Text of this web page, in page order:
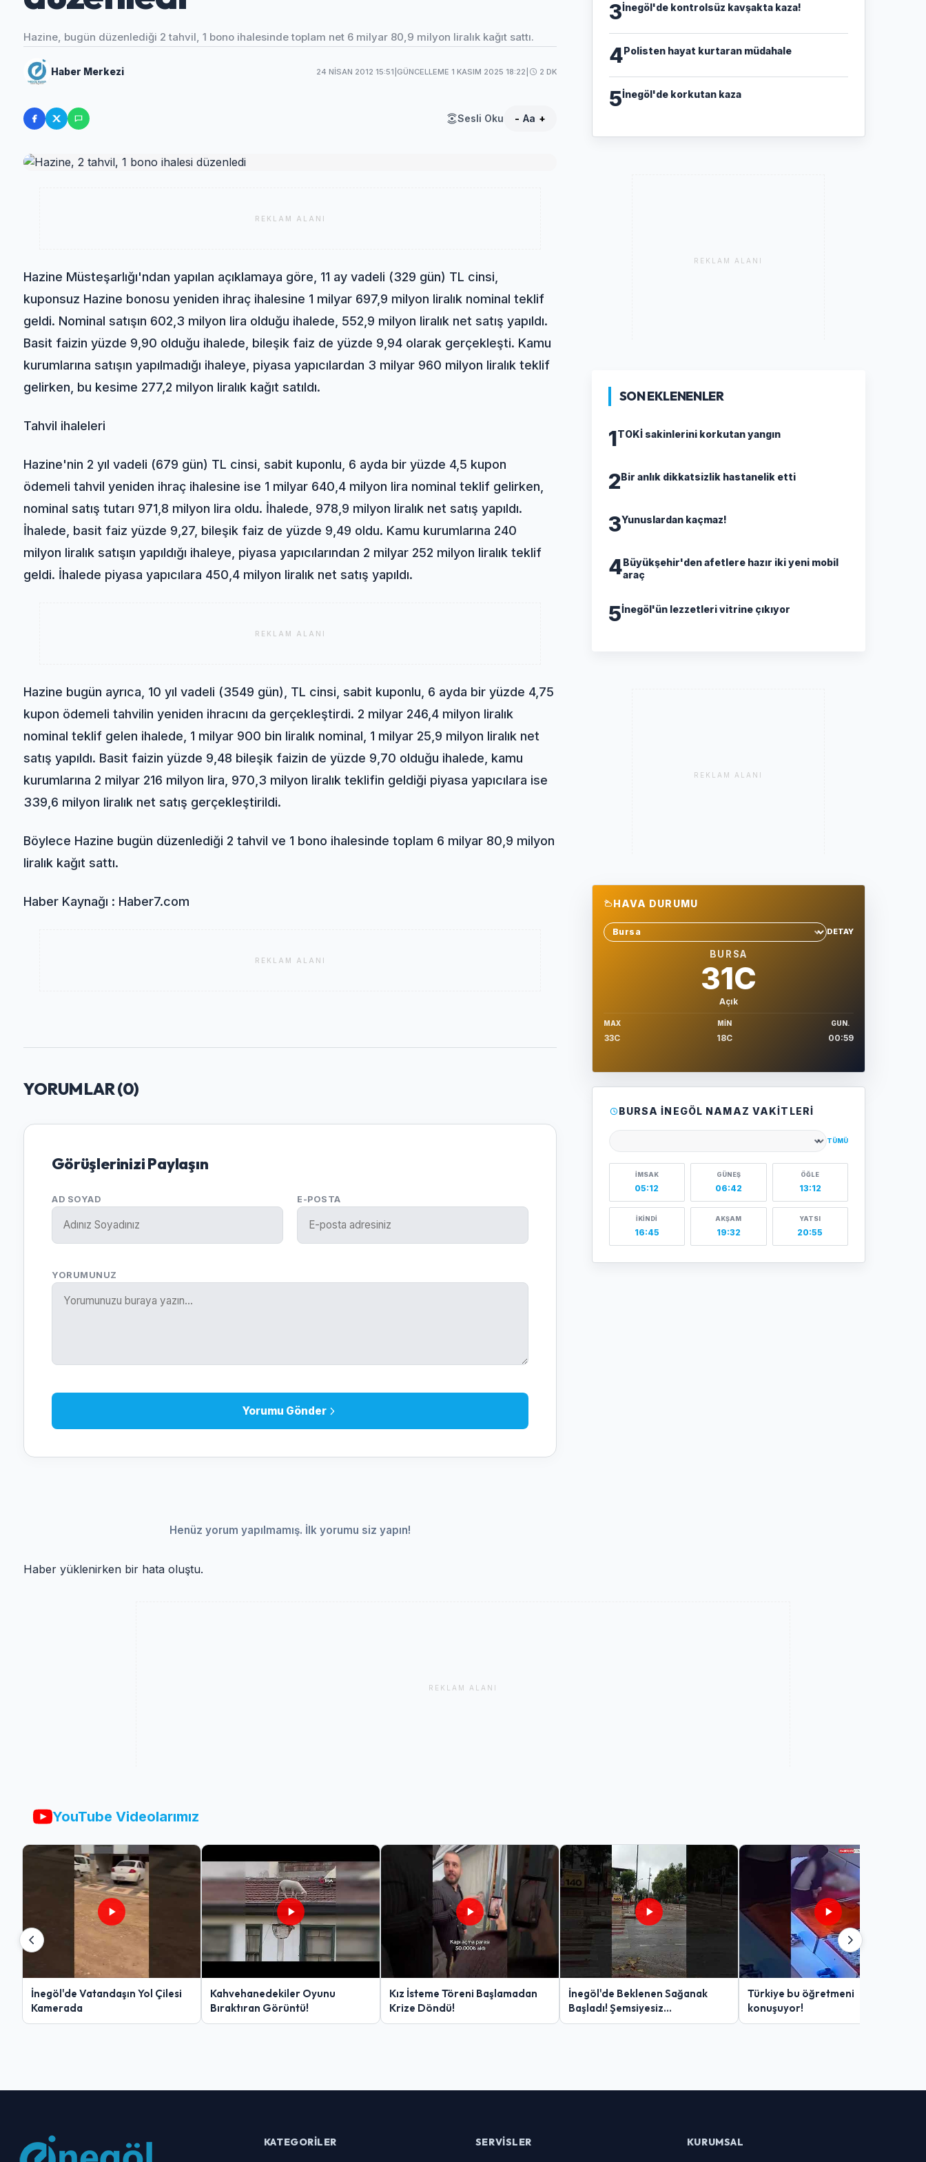
Hazine, bugün düzenlediği 2 tahvil, 1 bono ihalesinde toplam net 6 milyar 80,9 milyon liralık kağıt sattı.
Haber Merkezi 24 NISAN 2012 15:51 GÜNCELLEME 1 KASIM 2025 18:22 2 DK
Sesli Oku - Aa +
REKLAM ALANI
Hazine Müsteşarlığı'ndan yapılan açıklamaya göre, 11 ay vadeli (329 gün) TL cinsi,
kuponsuz Hazine bonosu yeniden ihraç ihalesine 1 milyar 697,9 milyon liralık nominal teklif
geldi. Nominal satışın 602,3 milyon lira olduğu ihalede, 552,9 milyon liralık net satış yapıldı.
Basit faizin yüzde 9,90 olduğu ihalede, bileşik faiz de yüzde 9,94 olarak gerçekleşti. Kamu
kurumlarına satışın yapılmadığı ihaleye, piyasa yapıcılardan 3 milyar 960 milyon liralık teklif
gelirken, bu kesime 277,2 milyon liralık kağıt satıldı.
Tahvil ihaleleri
Hazine'nin 2 yıl vadeli (679 gün) TL cinsi, sabit kuponlu, 6 ayda bir yüzde 4,5 kupon
ödemeli tahvil yeniden ihraç ihalesine ise 1 milyar 640,4 milyon lira nominal teklif gelirken,
nominal satış tutarı 971,8 milyon lira oldu. İhalede, 978,9 milyon liralık net satış yapıldı.
İhalede, basit faiz yüzde 9,27, bileşik faiz de yüzde 9,49 oldu. Kamu kurumlarına 240
milyon liralık satışın yapıldığı ihaleye, piyasa yapıcılarından 2 milyar 252 milyon liralık teklif
geldi. İhalede piyasa yapıcılara 450,4 milyon liralık net satış yapıldı.
REKLAM ALANI
Hazine bugün ayrıca, 10 yıl vadeli (3549 gün), TL cinsi, sabit kuponlu, 6 ayda bir yüzde 4,75
kupon ödemeli tahvilin yeniden ihracını da gerçekleştirdi. 2 milyar 246,4 milyon liralık
nominal teklif gelen ihalede, 1 milyar 900 bin liralık nominal, 1 milyar 25,9 milyon liralık net
satış yapıldı. Basit faizin yüzde 9,48 bileşik faizin de yüzde 9,70 olduğu ihalede, kamu
kurumlarına 2 milyar 216 milyon lira, 970,3 milyon liralık teklifin geldiği piyasa yapıcılara ise
339,6 milyon liralık net satış gerçekleştirildi.
Böylece Hazine bugün düzenlediği 2 tahvil ve 1 bono ihalesinde toplam 6 milyar 80,9 milyon
liralık kağıt sattı.
Haber Kaynağı : Haber7.com
REKLAM ALANI
YORUMLAR (0)
Görüşlerinizi Paylaşın
AD SOYAD E-POSTA
YORUMUNUZ
Yorumu Gönder
Henüz yorum yapılmamış. İlk yorumu siz yapın!
Haber yüklenirken bir hata oluştu.
3İnegöl'de kontrolsüz kavşakta kaza!
4Polisten hayat kurtaran müdahale
5İnegöl'de korkutan kaza
REKLAM ALANI
SON EKLENENLER
1TOKİ sakinlerini korkutan yangın
2Bir anlık dikkatsizlik hastanelik etti
3Yunuslardan kaçmaz!
4Büyükşehir'den afetlere hazır iki yeni mobil
araç
5İnegöl'ün lezzetleri vitrine çıkıyor
REKLAM ALANI
HAVA DURUMU
Sehir sec
DETAY
BURSA
31C
Açık
MAX
33C
MIN
18C
GUN.
00:59
BURSA İNEGÖL NAMAZ VAKITLERI
Şehir seçin
TÜMÜ
İMSAK
05:12
GÜNEŞ
06:42
ÖĞLE
13:12
İKINDI
16:45
AKŞAM
19:32
YATSI
20:55
REKLAM ALANI
YouTube Videolarımız
İnegöl'de Vatandaşın Yol Çilesi
Kamerada
Kahvehanedekiler Oyunu
Bıraktıran Görüntü!
Kız İsteme Töreni Başlamadan
Krize Döndü!
İnegöl'de Beklenen Sağanak
Başladı! Şemsiyesiz
Yakalananlar Zor Anlar Yaşadı
Türkiye bu öğretmeni
konuşuyor!
KATEGORILER SERVISLER KURUMSAL